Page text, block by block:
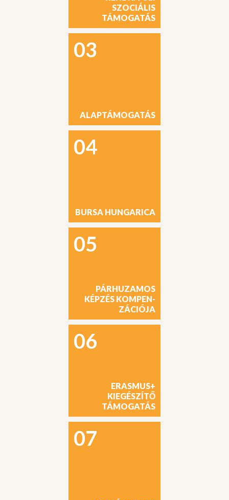
SZOCIÁLIS
TÁMOGATÁS
03
ALAPTÁMOGATÁS
04
BURSA HUNGARICA
05
PÁRHUZAMOS
KÉPZÉS KOMPEN-
ZÁCIÓJA
06
ERASMUS+
KIEGÉSZÍTŐ
TÁMOGATÁS
07